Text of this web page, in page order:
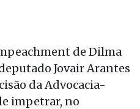
de Dilma
Jovair Arantes
da Advocacia-
impetrar, no